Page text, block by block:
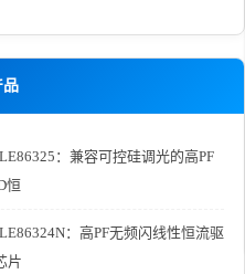
品
：兼容可控硅调光的高PF
恒
：高PF无频闪线性恒流驱
片